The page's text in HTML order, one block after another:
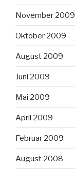
November 2009
Oktober 2009
August 2009
Juni 2009
Mai 2009
April 2009
Februar 2009
August 2008